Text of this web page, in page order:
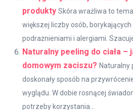
produkty Skóra wrażliwa to
większej liczby osób,
podrażnieniami i alergiami.
Naturalny peeling do ciała –
domowym zaciszu? Naturalny
doskonały sposób na
wyglądu. W dobie rosnącej
potrzeby korzystania...